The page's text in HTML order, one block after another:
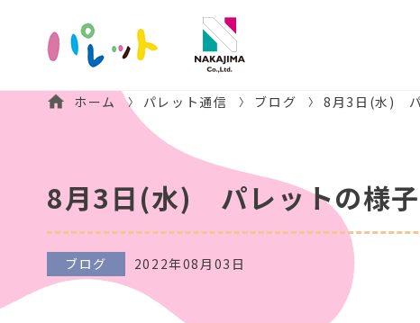
ホーム パレット通信 ブログ 8月3日(水)
8月3日(水) パレットの様子
ブログ 2022年08月03日